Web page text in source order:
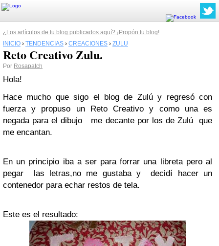
¿Los artículos de tu blog publicados aquí? ¡Propón tu blog!
INICIO › TENDENCIAS › CREACIONES › ZULU
Reto Creativo Zulu.
Por Rosapatch
Hola!
Hace mucho que sigo el blog de Zulú y regresó con
fuerza y propuso un Reto Creativo y como una es
negada para el dibujo me decante por los de Zulú que
me encantan.
En un principio iba a ser para forrar una libreta pero al
pegar las letras,no me gustaba y decidí hacer un
contenedor para echar restos de tela.
Este es el resultado: